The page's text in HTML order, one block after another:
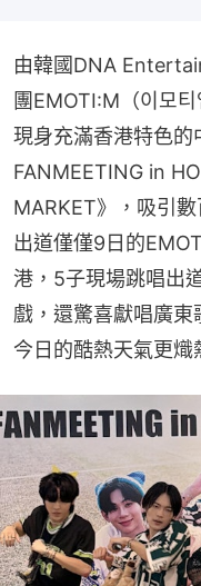
由韓國DNA
團EMOTI:M（이모
現身充滿香港特色
FANMEETING in
MARKET》，吸引
出道僅僅9日的
港，5子現場跳唱出
戲，還驚喜獻唱廣
今日的酷熱天氣更熾